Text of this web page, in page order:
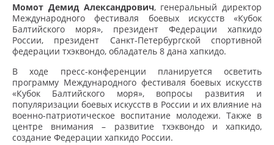
Момот Демид Александрович, генеральный директор
Международного фестиваля боевых искусств «Кубок
Балтийского моря», президент Федерации хапкидо
России, президент Санкт-Петербургской спортивной
федерации тхэквондо, обладатель 8 дана хапкидо.
В ходе пресс-конференции планируется осветить
программу Международного фестиваля боевых искусств
«Кубок Балтийского моря», вопросы развития и
популяризации боевых искусств в России и их влияние на
военно-патриотическое воспитание молодежи. Также в
центре внимания – развитие тхэквондо и хапкидо,
создание Федерации хапкидо России.